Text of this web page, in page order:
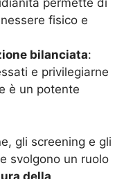
permette di
fisico e
bilanciata:
e privilegiarne
è un potente
gli screening e gli
svolgono un ruolo
della